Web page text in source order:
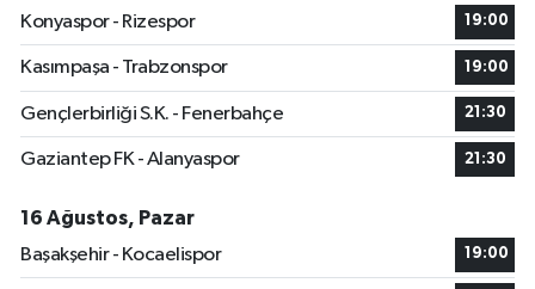
Konyaspor - Rizespor
19:00
Kasımpaşa - Trabzonspor 19:00
Gençlerbirliği S.K. - Fenerbahçe 21:30
Gaziantep FK - Alanyaspor 21:30
16 Ağustos, Pazar
Başakşehir - Kocaelispor
19:00